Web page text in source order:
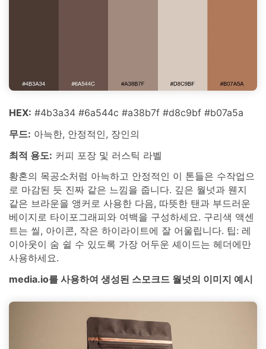
HEX: #4b3a34 #6a544c #a38b7f #d8c9bf #b07a5a
무드: 아늑한, 안정적인, 장인의
최적 용도: 커피 포장 및 러스틱 라벨
황혼의 목공소처럼 아늑하고 안정적인 이 톤들은 수작업으
로 마감된 듯 진짜 같은 느낌을 줍니다. 깊은 월넛과 웬지
같은 브라운을 앵커로 사용한 다음, 따뜻한 탠과 부드러운
베이지로 타이포그래피와 여백을 구성하세요. 구리색 액센
트는 씰, 아이콘, 작은 하이라이트에 잘 어울립니다. 팁: 레
이아웃이 숨 쉴 수 있도록 가장 어두운 셰이드는 헤더에만
사용하세요.
media.io를 사용하여 생성된 스모크드 월넛의 이미지 예시